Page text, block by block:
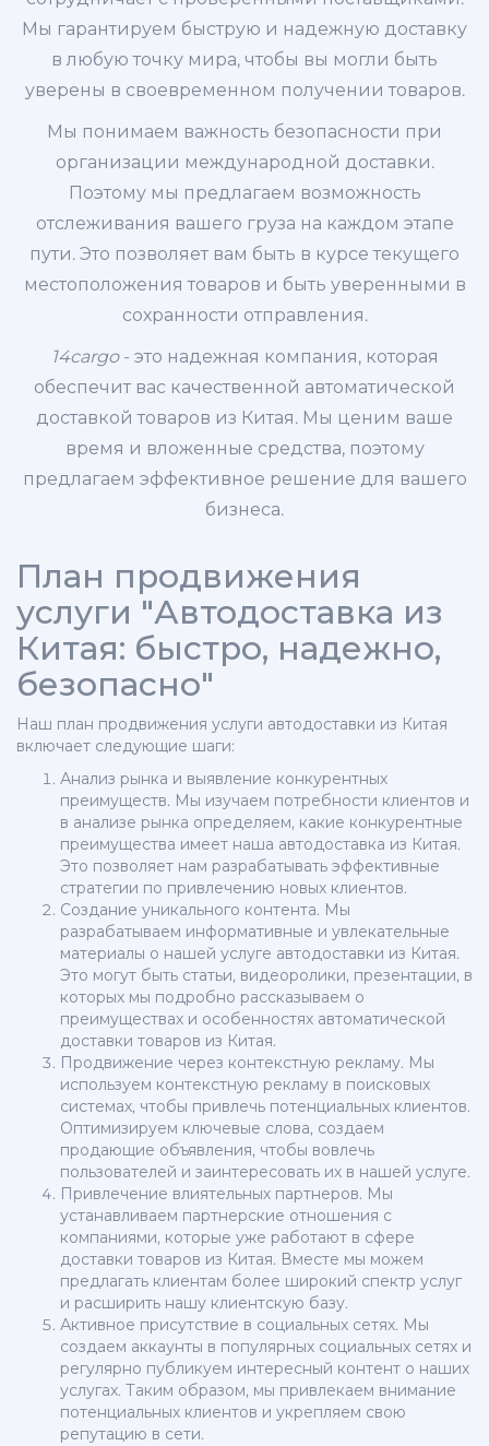
Мы гарантируем быструю и надежную доставку
в любую точку мира, чтобы вы могли быть
уверены в своевременном получении товаров.
Мы понимаем важность безопасности при
организации международной доставки.
Поэтому мы предлагаем возможность
отслеживания вашего груза на каждом этапе
пути. Это позволяет вам быть в курсе текущего
местоположения товаров и быть уверенными в
сохранности отправления.
14cargo- это надежная компания, которая
обеспечит вас качественной автоматической
доставкой товаров из Китая. Мы ценим ваше
время и вложенные средства, поэтому
предлагаем эффективное решение для вашего
бизнеса.
План продвижения
услуги "Автодоставка из
Китая: быстро, надежно,
безопасно"
Наш план продвижения услуги автодоставки из Китая
включает следующие шаги:
Анализ рынка и выявление конкурентных
преимуществ. Мы изучаем потребности клиентов и
в анализе рынка определяем, какие конкурентные
преимущества имеет наша автодоставка из Китая.
Это позволяет нам разрабатывать эффективные
стратегии по привлечению новых клиентов.
Создание уникального контента. Мы
разрабатываем информативные и увлекательные
материалы о нашей услуге автодоставки из Китая.
Это могут быть статьи, видеоролики, презентации, в
которых мы подробно рассказываем о
преимуществах и особенностях автоматической
доставки товаров из Китая.
Продвижение через контекстную рекламу. Мы
используем контекстную рекламу в поисковых
системах, чтобы привлечь потенциальных клиентов.
Оптимизируем ключевые слова, создаем
продающие объявления, чтобы вовлечь
пользователей и заинтересовать их в нашей услуге.
Привлечение влиятельных партнеров. Мы
устанавливаем партнерские отношения с
компаниями, которые уже работают в сфере
доставки товаров из Китая. Вместе мы можем
предлагать клиентам более широкий спектр услуг
и расширить нашу клиентскую базу.
Активное присутствие в социальных сетях. Мы
создаем аккаунты в популярных социальных сетях и
регулярно публикуем интересный контент о наших
услугах. Таким образом, мы привлекаем внимание
потенциальных клиентов и укрепляем свою
репутацию в сети.